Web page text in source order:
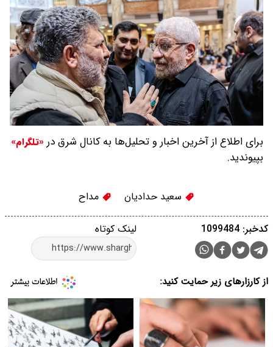
برای اطلاع از آخرین اخبار و تحلیل‌ها به کانال شرق در «تلگرام»
بپیوندید.
سعید حدادیان مداح
لینک کوتاه کدخبر: 1099484
از کارزارهای زیر حمایت کنید: